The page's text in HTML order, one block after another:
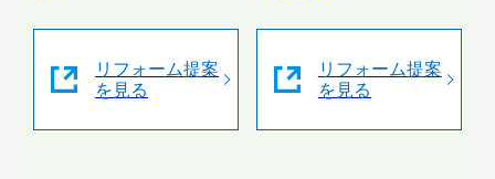
リフォーム提案
を見る
リフォーム提案
を見る